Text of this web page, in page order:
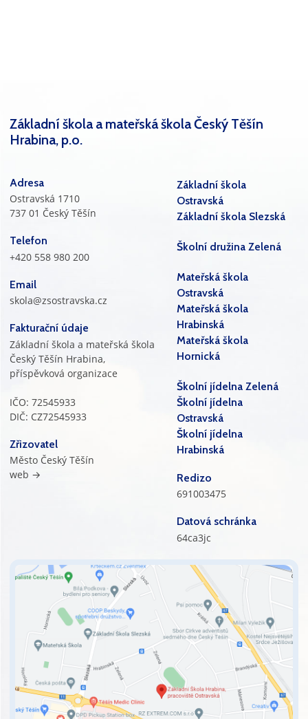
Základní škola a mateřská škola Český Těšín
Hrabina, p.o.
Adresa
Ostravská 1710
737 01 Český Těšín
Telefon
+420 558 980 200
Email
skola@zsostravska.cz
Fakturační údaje
Základní škola a mateřská škola
Český Těšín Hrabina,
příspěvková organizace
IČO: 72545933
DIČ: CZ72545933
Zřizovatel
Město Český Těšín
web →
Základní škola
Ostravská
Základní škola Slezská
Školní družina Zelená
Mateřská škola
Ostravská
Mateřská škola
Hrabinská
Mateřská škola
Hornická
Školní jídelna Zelená
Školní jídelna
Ostravská
Školní jídelna
Hrabinská
Redizo
691003475
Datová schránka
64ca3jc